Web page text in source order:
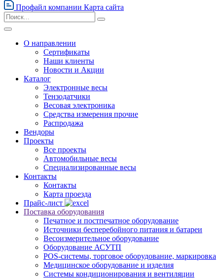
Профайл компании Карта сайта
О направлении
Сертификаты
Наши клиенты
Новости и Акции
Каталог
Электронные весы
Тензодатчики
Весовая электроника
Средства измерения прочие
Распродажа
Вендоры
Проекты
Все проекты
Автомобильные весы
Специализированные весы
Контакты
Контакты
Карта проезда
Прайс-лист
Поставка оборудования
Печатное и постпечатное оборудование
Источники бесперебойного питания и батареи
Весоизмерительное оборудование
Оборудование АСУТП
POS-системы, торговое оборудование, маркировка
Медицинское оборудование и изделия
Системы кондиционирования и вентиляции